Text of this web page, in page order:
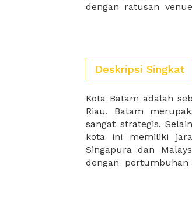
dengan ratusan
Deskripsi Singkat
Kota Batam adalah
Riau. Batam
sangat strategis.
kota ini memiliki
Singapura dan
dengan
Batam dapat
industri berat dan
industri galangan
logam, dan